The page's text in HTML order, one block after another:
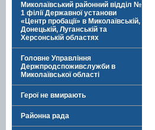
Миколаївський районний відділ №
1 філії Державної установи
«Центр пробації» в Миколаївській,
Донецькій, Луганській та
Херсонській областях
Головне Управління
Держпродспоживслужби в
Миколаївської області
Герої не вмирають
Районна рада